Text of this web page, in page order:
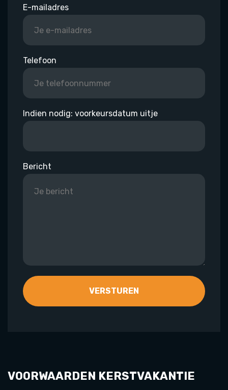
E-mailadres
Telefoon
Indien nodig: voorkeursdatum uitje
Bericht
VOORWAARDEN KERSTVAKANTIE